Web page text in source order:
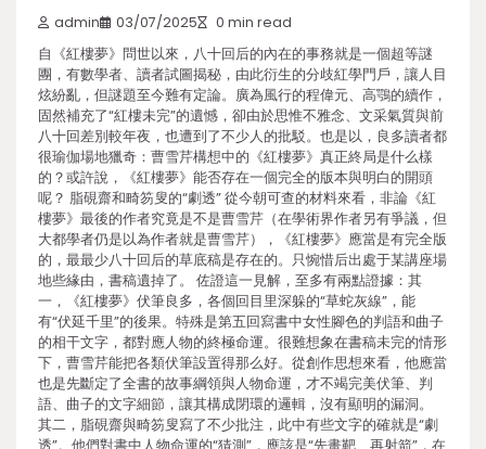
admin 03/07/2025 0 min read
自《紅樓夢》問世以來，八十回后的內在的事務就是一個超等謎
團，有數學者、讀者試圖揭秘，由此衍生的分歧紅學門戶，讓人目
炫紛亂，但謎題至今難有定論。廣為風行的程偉元、高鶚的續作，
固然補充了“紅樓未完”的遺憾，卻由於思惟不雅念、文采氣質與前
八十回差別較年夜，也遭到了不少人的批駁。也是以，良多讀者都
很瑜伽場地獵奇：曹雪芹構想中的《紅樓夢》真正終局是什么樣
的？或許說，《紅樓夢》能否存在一個完全的版本與明白的開頭
呢？ 脂硯齋和畸笏叟的“劇透” 從今朝可查的材料來看，非論《紅
樓夢》最後的作者究竟是不是曹雪芹（在學術界作者另有爭議，但
大都學者仍是以為作者就是曹雪芹），《紅樓夢》應當是有完全版
的，最最少八十回后的草底稿是存在的。只惋惜后出處于某講座場
地些緣由，書稿遺掉了。 佐證這一見解，至多有兩點證據：其
一，《紅樓夢》伏筆良多，各個回目里深躲的“草蛇灰線”，能
有“伏延千里”的後果。特殊是第五回寫書中女性腳色的判語和曲子
的相干文字，都對應人物的終極命運。很難想象在書稿未完的情形
下，曹雪芹能把各類伏筆設置得那么好。從創作思想來看，他應當
也是先斷定了全書的故事綱領與人物命運，才不竭完美伏筆、判
語、曲子的文字細節，讓其構成閉環的邏輯，沒有顯明的漏洞。
其二，脂硯齋與畸笏叟寫了不少批注，此中有些文字的確就是“劇